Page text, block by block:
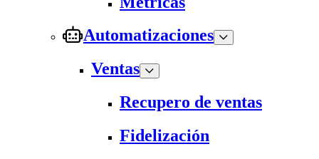
Automatizaciones
Ventas
Recupero de ventas
Fidelización